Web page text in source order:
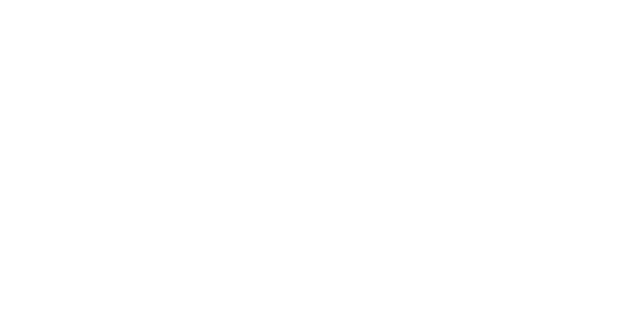
ögonblick, så att du kan njuta av ett
en avkopplande och autentisk tillflyktsort i
minne.